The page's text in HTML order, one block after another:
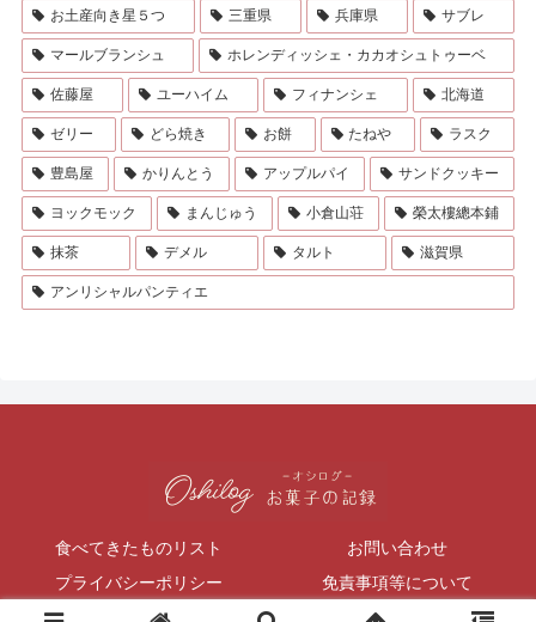
お土産向き星５つ 三重県 兵庫県 サブレ
マールブランシュ ホレンディッシェ・カカオシュトゥーベ
佐藤屋 ユーハイム フィナンシェ 北海道
ゼリー どら焼き お餅 たねや ラスク
豊島屋 かりんとう アップルパイ サンドクッキー
ヨックモック まんじゅう 小倉山荘 榮太樓總本鋪
抹茶 デメル タルト 滋賀県
アンリシャルパンティエ
食べてきたものリスト
お問い合わせ
プライバシーポリシー
免責事項等について